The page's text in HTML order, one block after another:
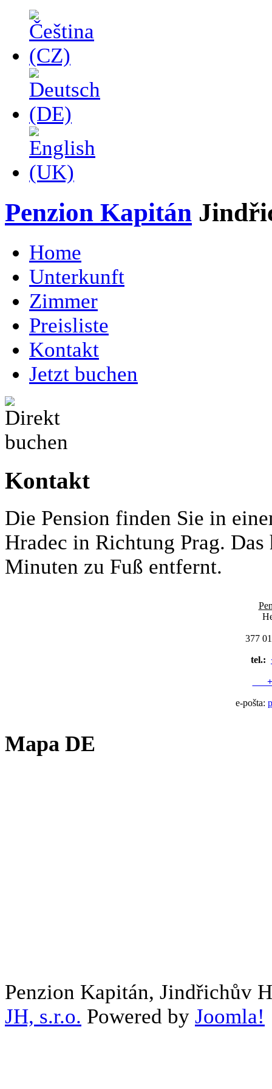
Penzion Kapitán
Home
Unterkunft
Zimmer
Preisliste
Kontakt
Jetzt buchen
Kontakt
Die Pension finden Sie in
Hradec in Richtung Prag.
Minuten zu Fuß entfernt.
377
tel.:
e-pošta:
Mapa DE
Penzion Kapitán, Jindřichův
JH, s.r.o. Powered by Joomla!